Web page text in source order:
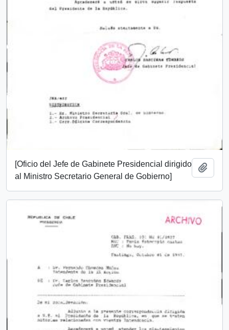
[Oficio del Jefe de Gabinete Presidencial dirigido
al Ministro Secretario General de Gobierno]